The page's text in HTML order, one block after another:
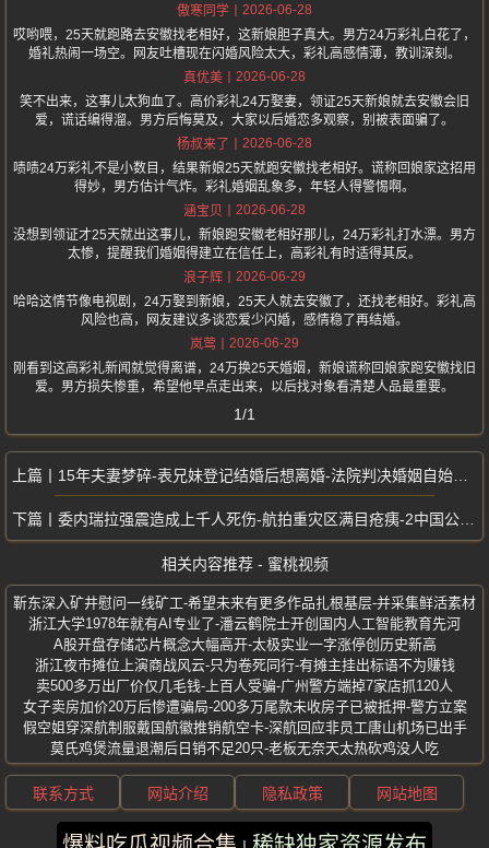
傲寒同学
2026-06-28
哎哟喂，25天就跑路去安徽找老相好，这新娘胆子真大。男方24万彩礼白花了，
婚礼热闹一场空。网友吐槽现在闪婚风险太大，彩礼高感情薄，教训深刻。
真优美
2026-06-28
笑不出来，这事儿太狗血了。高价彩礼24万娶妻，领证25天新娘就去安徽会旧
爱，谎话编得溜。男方后悔莫及，大家以后婚恋多观察，别被表面骗了。
杨叔来了
2026-06-28
啧啧24万彩礼不是小数目，结果新娘25天就跑安徽找老相好。谎称回娘家这招用
得妙，男方估计气炸。彩礼婚姻乱象多，年轻人得警惕啊。
涵宝贝
2026-06-28
没想到领证才25天就出这事儿，新娘跑安徽老相好那儿，24万彩礼打水漂。男方
太惨，提醒我们婚姻得建立在信任上，高彩礼有时适得其反。
浪子辉
2026-06-29
哈哈这情节像电视剧，24万娶到新娘，25天人就去安徽了，还找老相好。彩礼高
风险也高，网友建议多谈恋爱少闪婚，感情稳了再结婚。
岚莺
2026-06-29
刚看到这高彩礼新闻就觉得离谱，24万换25天婚姻，新娘谎称回娘家跑安徽找旧
爱。男方损失惨重，希望他早点走出来，以后找对象看清楚人品最重要。
1/1
15年夫妻梦碎-表兄妹登记结婚后想离婚-法院判决婚姻自始无效
委内瑞拉强震造成上千人死伤-航拍重灾区满目疮痍-2中国公民不幸遇难
相关内容推荐 - 蜜桃视频
靳东深入矿井慰问一线矿工-希望未来有更多作品扎根基层-并采集鲜活素材
浙江大学1978年就有AI专业了-潘云鹤院士开创国内人工智能教育先河
A股开盘存储芯片概念大幅高开-太极实业一字涨停创历史新高
浙江夜市摊位上演商战风云-只为卷死同行-有摊主挂出标语不为赚钱
卖500多万出厂价仅几毛钱-上百人受骗-广州警方端掉7家店抓120人
女子卖房加价20万后惨遭骗局-200多万尾款未收房子已被抵押-警方立案
假空姐穿深航制服戴国航徽推销航空卡-深航回应非员工唐山机场已出手
莫氏鸡煲流量退潮后日销不足20只-老板无奈天太热砍鸡没人吃
联系方式 网站介绍 隐私政策 网站地图